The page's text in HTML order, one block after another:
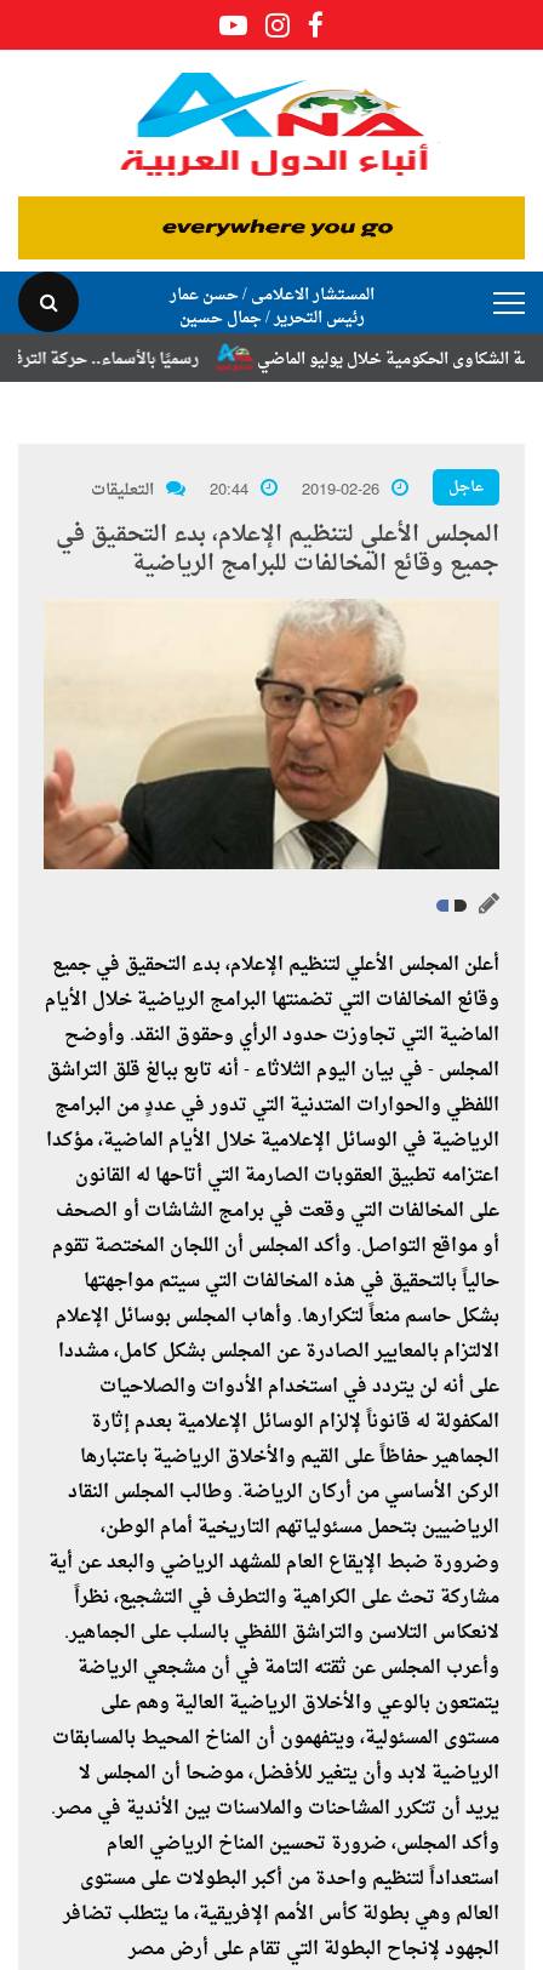
المستشار الاعلامى / حسن عمار
رئيس التحرير / جمال حسين
رسميًا بالأسماء.. حركة الترقيات
الحكومية خلال يوليو الماضي
عاجل 2019-02-26
20:44 التعليقات
المجلس الأعلي لتنظيم الإعلام، بدء التحقيق في
جميع وقائع المخالفات للبرامج الرياضية
أعلن المجلس الأعلي لتنظيم الإعلام، بدء التحقيق في جميع
وقائع المخالفات التي تضمنتها البرامج الرياضية خلال الأيام
الماضية التي تجاوزت حدود الرأي وحقوق النقد. وأوضح
المجلس - في بيان اليوم الثلاثاء - أنه تابع ببالغ قلق التراشق
اللفظي والحوارات المتدنية التي تدور في عددٍ من البرامج
الرياضية في الوسائل الإعلامية خلال الأيام الماضية، مؤكدا
اعتزامه تطبيق العقوبات الصارمة التي أتاحها له القانون
على المخالفات التي وقعت في برامج الشاشات أو الصحف
أو مواقع التواصل. وأكد المجلس أن اللجان المختصة تقوم
حالياً بالتحقيق في هذه المخالفات التي سيتم مواجهتها
بشكل حاسم منعاً لتكرارها. وأهاب المجلس بوسائل الإعلام
الالتزام بالمعايير الصادرة عن المجلس بشكل كامل، مشددا
على أنه لن يتردد في استخدام الأدوات والصلاحيات
المكفولة له قانوناً لإلزام الوسائل الإعلامية بعدم إثارة
الجماهير حفاظاً على القيم والأخلاق الرياضية باعتبارها
الركن الأساسي من أركان الرياضة. وطالب المجلس النقاد
الرياضيين بتحمل مسئولياتهم التاريخية أمام الوطن،
وضرورة ضبط الإيقاع العام للمشهد الرياضي والبعد عن أية
مشاركة تحث على الكراهية والتطرف في التشجيع، نظراً
لانعكاس التلاسن والتراشق اللفظي بالسلب على الجماهير.
وأعرب المجلس عن ثقته التامة في أن مشجعي الرياضة
يتمتعون بالوعي والأخلاق الرياضية العالية وهم على
مستوى المسئولية، ويتفهمون أن المناخ المحيط بالمسابقات
الرياضية لابد وأن يتغير للأفضل، موضحا أن المجلس لا
يريد أن تتكرر المشاحنات والملاسنات بين الأندية في مصر.
وأكد المجلس، ضرورة تحسين المناخ الرياضي العام
استعداداً لتنظيم واحدة من أكبر البطولات على مستوى
العالم وهي بطولة كأس الأمم الإفريقية، ما يتطلب تضافر
الجهود لإنجاح البطولة التي تقام على أرض مصر